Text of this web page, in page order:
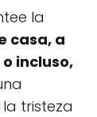
la
casa, a
incluso,
tristeza